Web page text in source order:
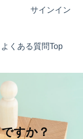
サインイン
よくある質問Top
すか？